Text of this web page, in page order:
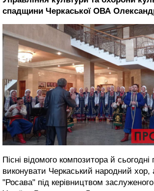
спадщини Черкаської ОВА
Пісні відомого композитора й
виконувати Черкаський народний хор,
"Росава" під керівництвом